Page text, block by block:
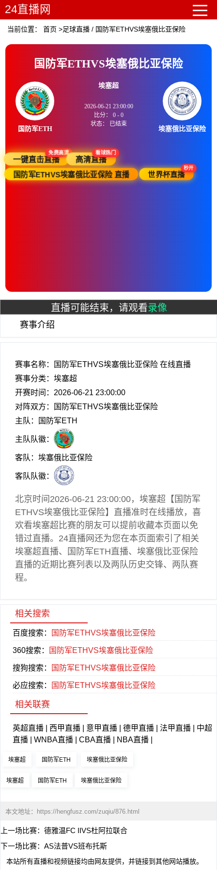
24直播网
当前位置：首页 >足球直播 / 国防军ETHVS埃塞俄比亚保险
国防军ETHVS埃塞俄比亚保险
国防军ETH
埃塞超
2026-06-21 23:00:00
比分： 0- 0
状态：
已结束
埃塞俄比亚保险
一键直击直播
免费高清
高清直播
看球热门
国防军ETHVS埃塞俄比亚保险 直播 世界杯直播
秒开
直播可能结束，请观看录像
赛事介绍
赛事名称：国防军ETHVS埃塞俄比亚保险 在线直播
赛事分类： 埃塞超
开赛时间：2026-06-21 23:00:00
对阵双方：国防军ETHVS埃塞俄比亚保险
主队：国防军ETH
主队队徽：
客队：埃塞俄比亚保险
客队队徽：
北京时间2026-06-21 23:00:00， 埃塞超 【国防军
ETHVS埃塞俄比亚保险】直播准时在线播放，喜
欢看埃塞超 比赛的朋友可以提前收藏本页面以免
错过直播。24直播网还为您在本页面索引了相关
埃塞超直播、国防军ETH直播、埃塞俄比亚保险
直播的近期比赛列表以及两队历史交锋、两队赛
程。
相关搜索
百度搜索： 国防军ETHVS埃塞俄比亚保险
360搜索： 国防军ETHVS埃塞俄比亚保险
搜狗搜索： 国防军ETHVS埃塞俄比亚保险
必应搜索： 国防军ETHVS埃塞俄比亚保险
相关联赛
英超直播 西甲直播 意甲直播 德甲直播 法甲直播
中超
直播
WNBA直播 CBA直播 NBA直播
埃塞超 国防军ETH 埃塞俄比亚保险
埃塞超 国防军ETH 埃塞俄比亚保险
本文地址： https://hengfusz.com/zuqiu/876.html
上一场比赛： 德雅温FC IIVS杜阿拉联合
下一场比赛： AS法普VS班布托斯
本站所有直播和视频链接均由网友提供，并链接到其他网站播放。